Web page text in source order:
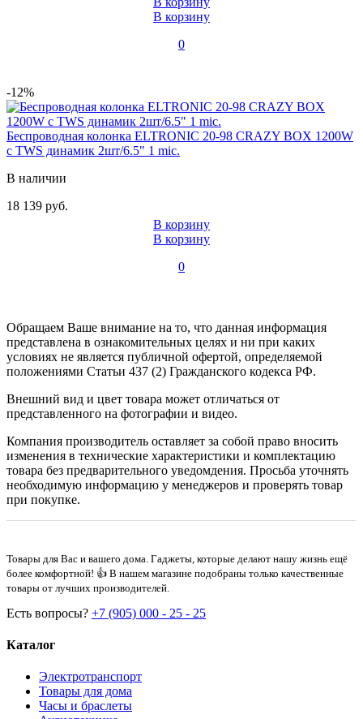
В корзину
0
-12%
Беспроводная колонка ELTRONIC 20-98 CRAZY BOX 1200W
с TWS динамик 2шт/6.5" 1 mic.
В наличии
18 139 руб.
В корзину
В корзину
0
Обращаем Ваше внимание на то, что данная информация
представлена в ознакомительных целях и ни при каких
условиях не является публичной офертой, определяемой
положениями Статьи 437 (2) Гражданского кодекса РФ.
Внешний вид и цвет товара может отличаться от
представленного на фотографии и видео.
Компания производитель оставляет за собой право вносить
изменения в технические характеристики и комплектацию
товара без предварительного уведомдения. Просьба уточнять
необходимую информацию у менеджеров и проверять товар
при покупке.
Товары для Вас и вашего дома. Гаджеты, которые делают нашу жизнь ещё
более комфортной! 👍 В нашем магазине подобраны только качественные
товары от лучших производителей.
Есть вопросы? +7 (905) 000 - 25 - 25
Каталог
Электротранспорт
Товары для дома
Часы и браслеты